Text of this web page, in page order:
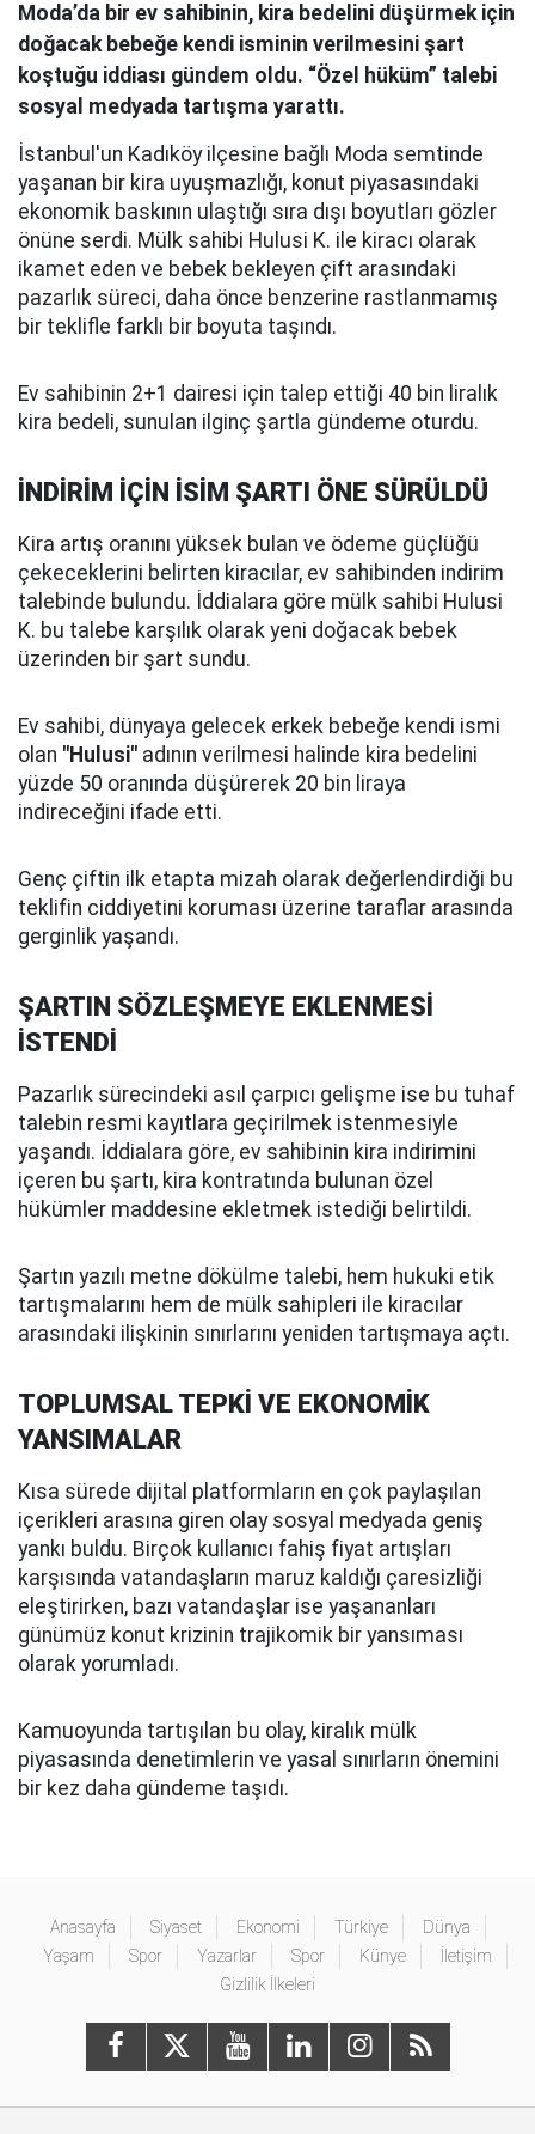
Moda’da bir ev sahibinin, kira bedelini düşürmek için
doğacak bebeğe kendi isminin verilmesini şart
koştuğu iddiası gündem oldu. “Özel hüküm” talebi
sosyal medyada tartışma yarattı.
İstanbul'un Kadıköy ilçesine bağlı Moda semtinde
yaşanan bir kira uyuşmazlığı, konut piyasasındaki
ekonomik baskının ulaştığı sıra dışı boyutları gözler
önüne serdi. Mülk sahibi Hulusi K. ile kiracı olarak
ikamet eden ve bebek bekleyen çift arasındaki
pazarlık süreci, daha önce benzerine rastlanmamış
bir teklifle farklı bir boyuta taşındı.
Ev sahibinin 2+1 dairesi için talep ettiği 40 bin liralık
kira bedeli, sunulan ilginç şartla gündeme oturdu.
İNDİRİM İÇİN İSİM ŞARTI ÖNE SÜRÜLDÜ
Kira artış oranını yüksek bulan ve ödeme güçlüğü
çekeceklerini belirten kiracılar, ev sahibinden indirim
talebinde bulundu. İddialara göre mülk sahibi Hulusi
K. bu talebe karşılık olarak yeni doğacak bebek
üzerinden bir şart sundu.
Ev sahibi, dünyaya gelecek erkek bebeğe kendi ismi
olan "Hulusi" adının verilmesi halinde kira bedelini
yüzde 50 oranında düşürerek 20 bin liraya
indireceğini ifade etti.
Genç çiftin ilk etapta mizah olarak değerlendirdiği bu
teklifin ciddiyetini koruması üzerine taraflar arasında
gerginlik yaşandı.
ŞARTIN SÖZLEŞMEYE EKLENMESİ
İSTENDİ
Pazarlık sürecindeki asıl çarpıcı gelişme ise bu tuhaf
talebin resmi kayıtlara geçirilmek istenmesiyle
yaşandı. İddialara göre, ev sahibinin kira indirimini
içeren bu şartı, kira kontratında bulunan özel
hükümler maddesine ekletmek istediği belirtildi.
Şartın yazılı metne dökülme talebi, hem hukuki etik
tartışmalarını hem de mülk sahipleri ile kiracılar
arasındaki ilişkinin sınırlarını yeniden tartışmaya açtı.
TOPLUMSAL TEPKİ VE EKONOMİK
YANSIMALAR
Kısa sürede dijital platformların en çok paylaşılan
içerikleri arasına giren olay sosyal medyada geniş
yankı buldu. Birçok kullanıcı fahiş fiyat artışları
karşısında vatandaşların maruz kaldığı çaresizliği
eleştirirken, bazı vatandaşlar ise yaşananları
günümüz konut krizinin trajikomik bir yansıması
olarak yorumladı.
Kamuoyunda tartışılan bu olay, kiralık mülk
piyasasında denetimlerin ve yasal sınırların önemini
bir kez daha gündeme taşıdı.
Anasayfa Siyaset Ekonomi Türkiye
Dünya
Yaşam
Spor Yazarlar Spor Künye
İletişim
Gizlilik İlkeleri